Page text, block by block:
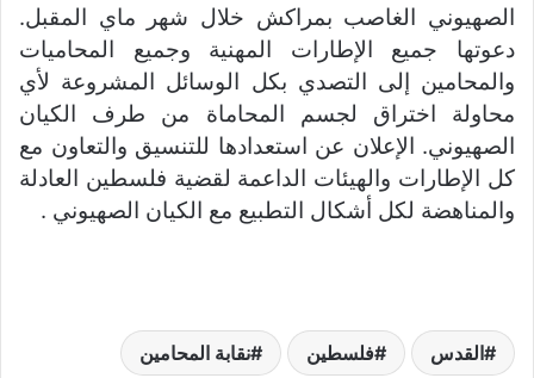
الصهيوني الغاصب بمراكش خلال شهر ماي المقبل.
دعوتها جميع الإطارات المهنية وجميع المحاميات
والمحامين إلى التصدي بكل الوسائل المشروعة لأي
محاولة اختراق لجسم المحاماة من طرف الكيان
الصهيوني. الإعلان عن استعدادها للتنسيق والتعاون مع
كل الإطارات والهيئات الداعمة لقضية فلسطين العادلة
والمناهضة لكل أشكال التطبيع مع الكيان الصهيوني .
القدس فلسطين نقابة المحامين